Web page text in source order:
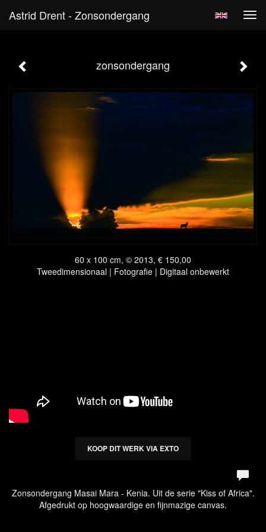
Astrid Drent - Zonsondergang
zonsondergang
60 x 100 cm, © 2013, € 150,00
Tweedimensionaal | Fotografie | Digitaal onbewerkt
KOOP DIT WERK VIA EXTO
Zonsondergang Masai Mara - Kenia. Uit de serie "Kiss of Africa".
Afgedrukt op hoogwaardige en fijnmazige canvas.